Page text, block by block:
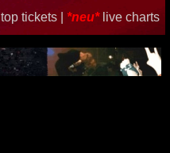
top tickets | *neu* live charts